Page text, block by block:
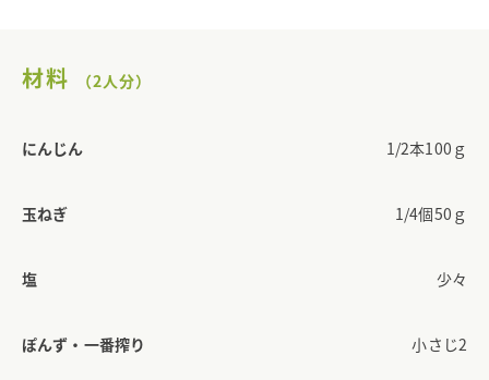
材料 （2人分）
にんじん 1/2本100ｇ
玉ねぎ 1/4個50ｇ
塩 少々
ぽんず・一番搾り 小さじ2